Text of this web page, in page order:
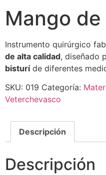
Mango
Instrumento quirúrgico
de alta calidad, diseñado
bisturíde diferentes
SKU: 019 Categoría:
Veterchevasco
Descripción
Descripción